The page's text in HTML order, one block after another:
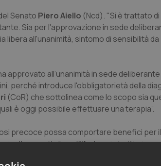
Senato Piero Aiello (Ncd). "Si è trattato di
Sia per l'approvazione in sede
libera all'unanimità, sintomo di sensibilità
approvato all’unanimità in sede deliberante
perché introduce l'obbligatorietà della
(CoR) che sottolinea come lo scopo sia
è oggi possibile effettuare una terapia”.
precoce possa comportare benefici per il
inoltre – sottolinea D’Ambrosio Lettieri –
neonatale obbligatorio, sinora limitate a